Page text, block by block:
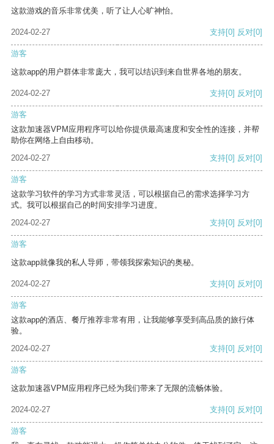
这款游戏的音乐非常优美，听了让人心旷神怡。
2024-02-27 支持[0] 反对[0]
游客
这款app的用户群体非常庞大，我可以结识到来自世界各地的朋友。
2024-02-27 支持[0] 反对[0]
游客
这款加速器VPM应用程序可以给你提供最高速度和安全性的连接，并帮
助你在网络上自由移动。
2024-02-27
支持[0] 反对[0]
游客
这款学习软件的学习方式非常灵活，可以根据自己的需求选择学习方
式。我可以根据自己的时间安排学习进度。
2024-02-27
支持[0] 反对[0]
游客
这款app就像我的私人导师，带领我探索知识的奥秘。
2024-02-27 支持[0] 反对[0]
游客
这款app的酒店、餐厅推荐非常有用，让我能够享受到高品质的旅行体
验。
2024-02-27
支持[0] 反对[0]
游客
这款加速器VPM应用程序已经为我们带来了无限的流畅体验。
2024-02-27 支持[0] 反对[0]
游客